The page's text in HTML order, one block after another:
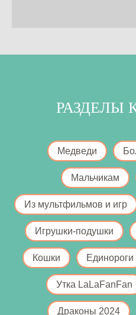
РАЗДЕЛЫ
Медведи
Мальчикам
Из мультфильмов и игр
Игрушки-подушки
Кошки Единороги
Утка LaLaFanFan
Драконы 2024